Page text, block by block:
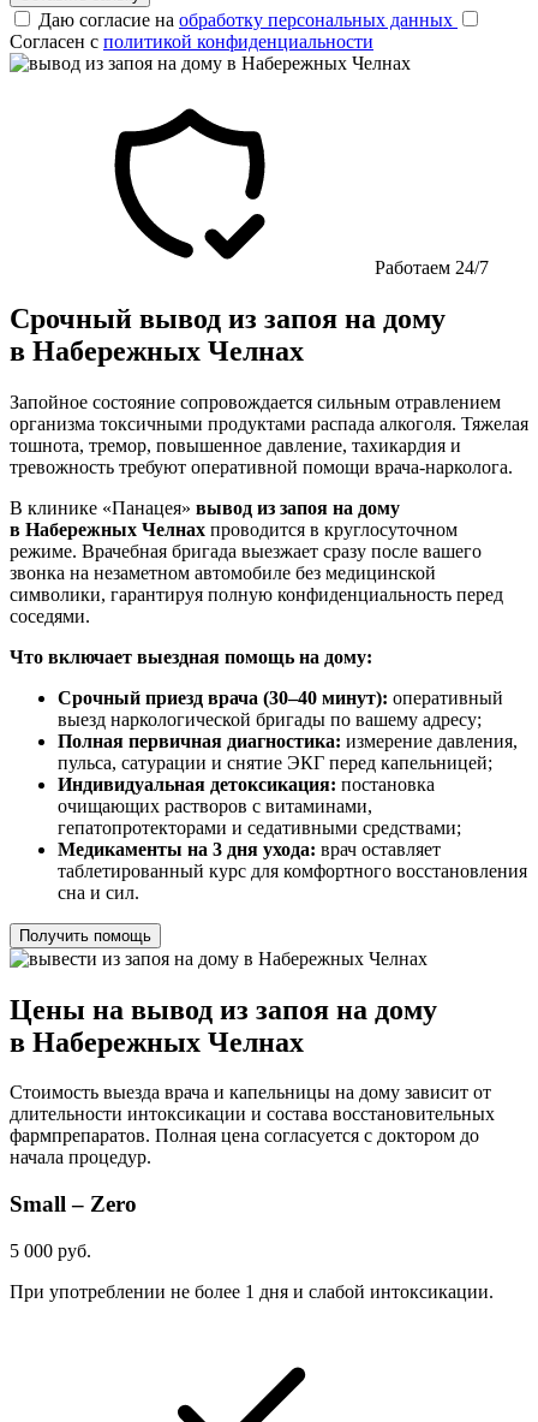
Даю согласие на обработку персональных данных
Согласен с политикой конфиденциальности
Работаем 24/7
Срочный вывод из запоя на дому
в Набережных Челнах
Запойное состояние сопровождается сильным отравлением
организма токсичными продуктами распада алкоголя. Тяжелая
тошнота, тремор, повышенное давление, тахикардия и
тревожность требуют оперативной помощи врача-нарколога.
В клинике «Панацея» вывод из запоя на дому
в Набережных Челнах проводится в круглосуточном
режиме. Врачебная бригада выезжает сразу после вашего
звонка на незаметном автомобиле без медицинской
символики, гарантируя полную конфиденциальность перед
соседями.
Что включает выездная помощь на дому:
Срочный приезд врача (30–40 минут): оперативный
выезд наркологической бригады по вашему адресу;
Полная первичная диагностика: измерение давления,
пульса, сатурации и снятие ЭКГ перед капельницей;
Индивидуальная детоксикация: постановка
очищающих растворов с витаминами,
гепатопротекторами и седативными средствами;
Медикаменты на 3 дня ухода: врач оставляет
таблетированный курс для комфортного восстановления
сна и сил.
Получить помощь
Цены на вывод из запоя на дому
в Набережных Челнах
Стоимость выезда врача и капельницы на дому зависит от
длительности интоксикации и состава восстановительных
фармпрепаратов. Полная цена согласуется с доктором до
начала процедур.
Small – Zero
5 000 руб.
При употреблении не более 1 дня и слабой интоксикации.